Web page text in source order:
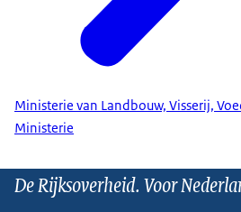
Ministerie van Landbouw, Visserij,
Ministerie
De Rijksoverheid. Voor